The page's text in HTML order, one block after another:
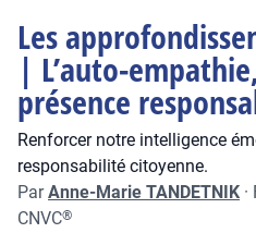
Les
| L’auto-
présence
Renforcer notre intelligence
responsabilité citoyenne.
ParAnne-Marie TANDETNIK ·
CNVC®